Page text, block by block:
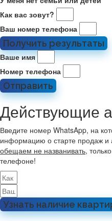
Как вас зовут?
Ваш номер телефона
Получить результаты
Ваше имя
Номер телефона
Отправить
Действующие
Введите номер WhatsApp, на
информацию о старте продаж и
обещаем не названивать,
телефоне!
Узнать наличие